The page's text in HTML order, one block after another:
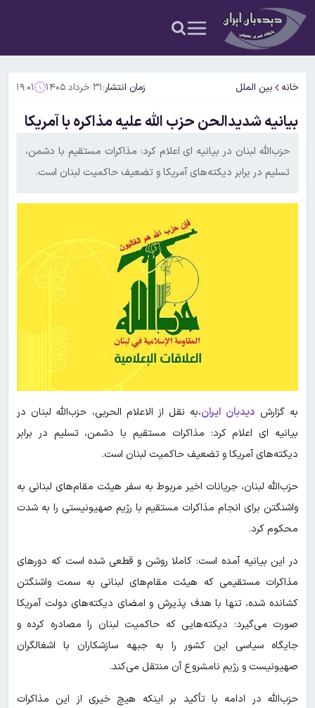
خانه بین الملل زمان انتشار:۳۱ خرداد ۱۴۰۵ ۱۹:۰۱
بیانیه شدیدالحن حزب الله علیه مذاکره با آمریکا
حزب‌الله لبنان در بیانیه ای اعلام کرد: مذاکرات مستقیم با دشمن،
تسلیم در برابر دیکته‌های آمریکا و تضعیف حاکمیت لبنان است.
به گزارش دیدبان ایران،به نقل از الاعلام الحربی، حزب‌الله لبنان در
بیانیه ای اعلام کرد: مذاکرات مستقیم با دشمن، تسلیم در برابر
دیکته‌های آمریکا و تضعیف حاکمیت لبنان است.
حزب‌الله لبنان، جریانات اخیر مربوط به سفر هیئت مقام‌های لبنانی به
واشنگتن برای انجام مذاکرات مستقیم با رژیم صهیونیستی را به شدت
محکوم کرد.
در این بیانیه آمده است: کاملا روشن و قطعی شده است که دورهای
مذاکرات مستقیمی که هیئت مقام‌های لبنانی به سمت واشنگتن
کشانده شده، تنها با هدف پذیرش و امضای دیکته‌های دولت آمریکا
صورت می‌گیرد؛ دیکته‌هایی که حاکمیت لبنان را مصادره کرده و
جایگاه سیاسی این کشور را به جبهه سازشکاران با اشغالگران
صهیونیست و رژیم نامشروع آن منتقل می‌کند.
حزب‌الله در ادامه با تأکید بر اینکه هیچ خیری از این مذاکرات